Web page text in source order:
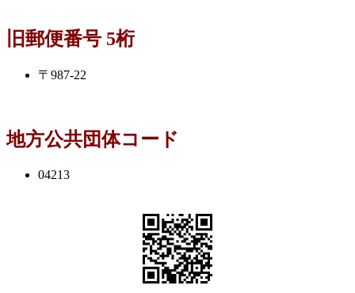
旧郵便番号 5桁
〒987-22
地方公共団体コード
04213